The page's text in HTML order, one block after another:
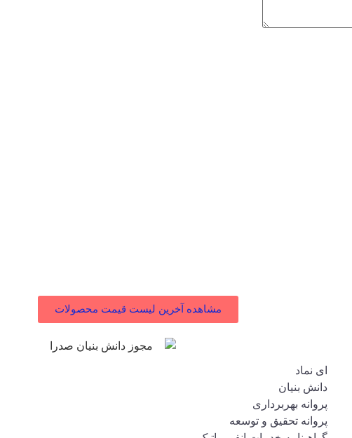
مشاهده آخرین لیست قیمت محصولات
ای نماد
دانش بنیان
پروانه بهربرداری
پروانه تحقیق و توسعه